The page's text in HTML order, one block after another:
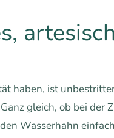
haben, ist
gleich, ob bei der
Wasserhahn